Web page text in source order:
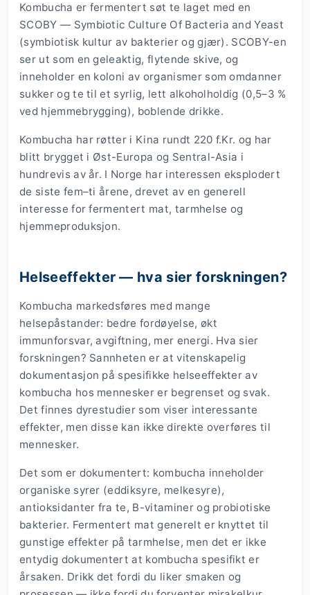
Kombucha er fermentert søt te laget med en
SCOBY — Symbiotic Culture Of Bacteria and Yeast
(symbiotisk kultur av bakterier og gjær). SCOBY-en
ser ut som en geleaktig, flytende skive, og
inneholder en koloni av organismer som omdanner
sukker og te til et syrlig, lett alkoholholdig (0,5–3 %
ved hjemmebrygging), boblende drikke.
Kombucha har røtter i Kina rundt 220 f.Kr. og har
blitt brygget i Øst-Europa og Sentral-Asia i
hundrevis av år. I Norge har interessen eksplodert
de siste fem–ti årene, drevet av en generell
interesse for fermentert mat, tarmhelse og
hjemmeproduksjon.
Helseeffekter — hva sier forskningen?
Kombucha markedsføres med mange
helsepåstander: bedre fordøyelse, økt
immunforsvar, avgiftning, mer energi. Hva sier
forskningen? Sannheten er at vitenskapelig
dokumentasjon på spesifikke helseeffekter av
kombucha hos mennesker er begrenset og svak.
Det finnes dyrestudier som viser interessante
effekter, men disse kan ikke direkte overføres til
mennesker.
Det som er dokumentert: kombucha inneholder
organiske syrer (eddiksyre, melkesyre),
antioksidanter fra te, B-vitaminer og probiotiske
bakterier. Fermentert mat generelt er knyttet til
gunstige effekter på tarmhelse, men det er ikke
entydig dokumentert at kombucha spesifikt er
årsaken. Drikk det fordi du liker smaken og